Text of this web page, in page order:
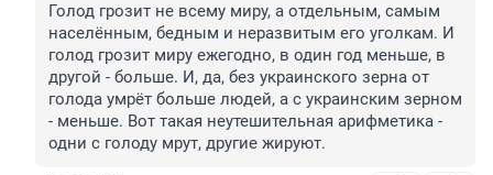
Голод грозит не всему миру, а отдельным, самым
населённым, бедным и неразвитым его уголкам. И
голод грозит миру ежегодно, в один год меньше, в
другой - больше. И, да, без украинского зерна от
голода умрёт больше людей, а с украинским зерном
- меньше. Вот такая неутешительная арифметика -
одни с голоду мрут, другие жируют.